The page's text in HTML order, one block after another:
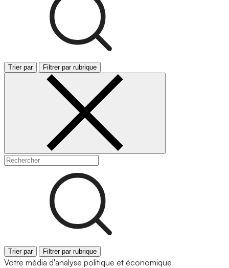
Trier par Filtrer par rubrique
Trier par Filtrer par rubrique
Votre média d'analyse politique et économique